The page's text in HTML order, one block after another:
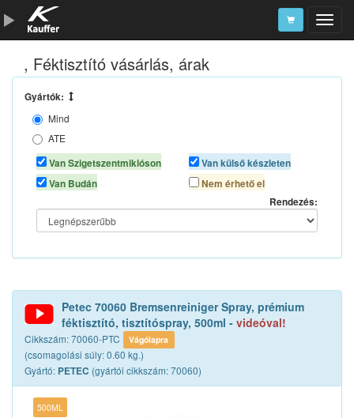
Szerszámkatalógus
Kosár
Alkatrészek
, Féktisztító vásárlás, árak
Gyártók:
Mind
ATE
CRC
JPN
KAMOKA
MAXGEAR
MOTIP
STARLINE
TEXTAR
TRW
VERYLUBE
Van Szigetszentmiklóson
Van Budán
Van külső készleten
Nem érhető el
Rendezés:
Petec 70060 Bremsenreiniger Spray, prémium
féktisztító, tisztítóspray, 500ml - videóval!
Cikkszám: 70060-PTC Vágólapra
(csomagolási súly: 0.60 kg.)
Gyártó: PETEC (gyártói cikkszám: 70060)
500ML